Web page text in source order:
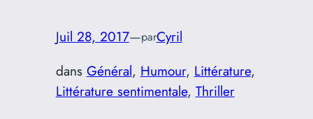
Juil 28, 2017—parCyril
dans Général, Humour, Littérature
Littérature sentimentale, Thriller